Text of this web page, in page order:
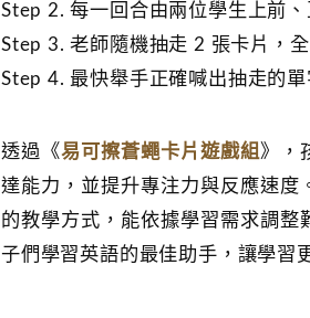
Step 2. 每一回合由兩位學生上前
Step 3. 老師隨機抽走 2 張卡片，
Step 4. 最快舉手正確喊出抽走的
透過《易可擦蒼蠅卡片遊戲組》，
達能力，並提升專注力與反應速
的教學方式，能依據學習需求調
子們學習英語的最佳助手，讓學習